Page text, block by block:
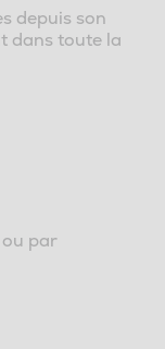
depuis son
dans toute la
ou par